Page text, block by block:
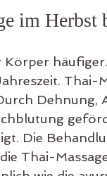
im Herbst
Thai-
Dehnung,
Die
Thai-